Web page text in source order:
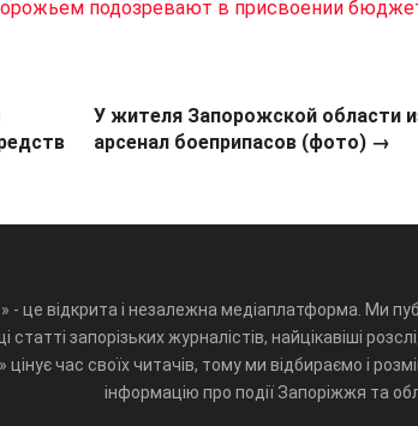
подозревают в присвоении
У жителя Запорожской области
арсенал боеприпасов (фото) →
- це відкрита і незалежна медіаплатформа. Ми
статті запорізьких журналістів, найцікавіші
цінує час своїх читачів, тому ми відбираємо і
інформацію про події Запоріжжя та